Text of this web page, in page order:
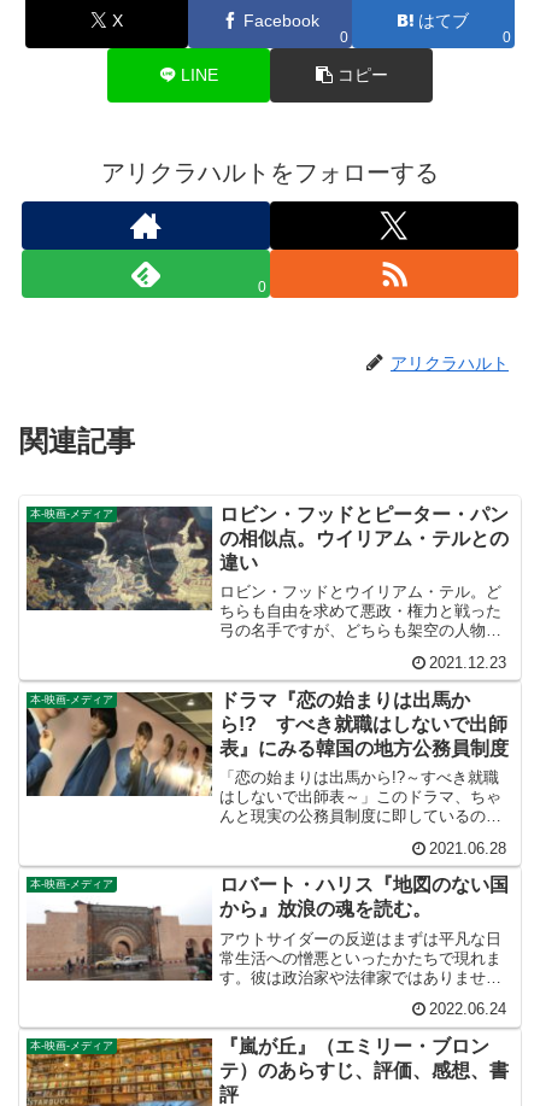
X Facebook
0
はてブ
0
LINE コピー
アリクラハルトをフォローする
0
アリクラハルト
関連記事
本-映画-メディア
ロビン・フッドとピーター・パン
の相似点。ウイリアム・テルとの
違い
ロビン・フッドとウイリアム・テル。ど
ちらも自由を求めて悪政・権力と戦った
弓の名手ですが、どちらも架空の人物だ
人も、民族を問わず自由を求める英雄を
民衆は必要としているということかもし
れません。
2021.12.23
本-映画-メディア
ドラマ『恋の始まりは出馬か
ら!? すべき就職はしないで出師
表』にみる韓国の地方公務員制度
「恋の始まりは出馬から!?～すべき就職
はしないで出師表～」このドラマ、ちゃ
んと現実の公務員制度に即しているの
かしいよね」。警察が見ると「この刑事
ドラマおかしいよね」。そんな風になっ
ているのではないでしょうか。
2021.06.28
本-映画-メディア
ロバート・ハリス『地図のない国
から』放浪の魂を読む。
アウトサイダーの反逆はまずは平凡な日
常生活への憎悪といったかたちで現れま
す。彼は政治家や法律家ではありませ
「みんながおまえみたいだったらどうな
るんだ？」といった道徳的なことは一切
考えません。とにかく自分が嫌だから嫌
なのです。我慢がならないから我慢しな
いのです。そして衝動に身をまかせま
2022.06.24
本-映画-メディア
『嵐が丘』（エミリー・ブロン
テ）のあらすじ、評価、感想、書
評